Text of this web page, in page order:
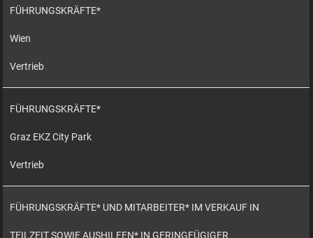
FÜHRUNGSKRÄFTE*
Wien
Vertrieb
FÜHRUNGSKRÄFTE*
Graz EKZ City Park
Vertrieb
FÜHRUNGSKRÄFTE* UND MITARBEITER* IM VERKAUF IN
TEILZEIT SOWIE AUSHILFEN* IN GERINGFÜGIGER